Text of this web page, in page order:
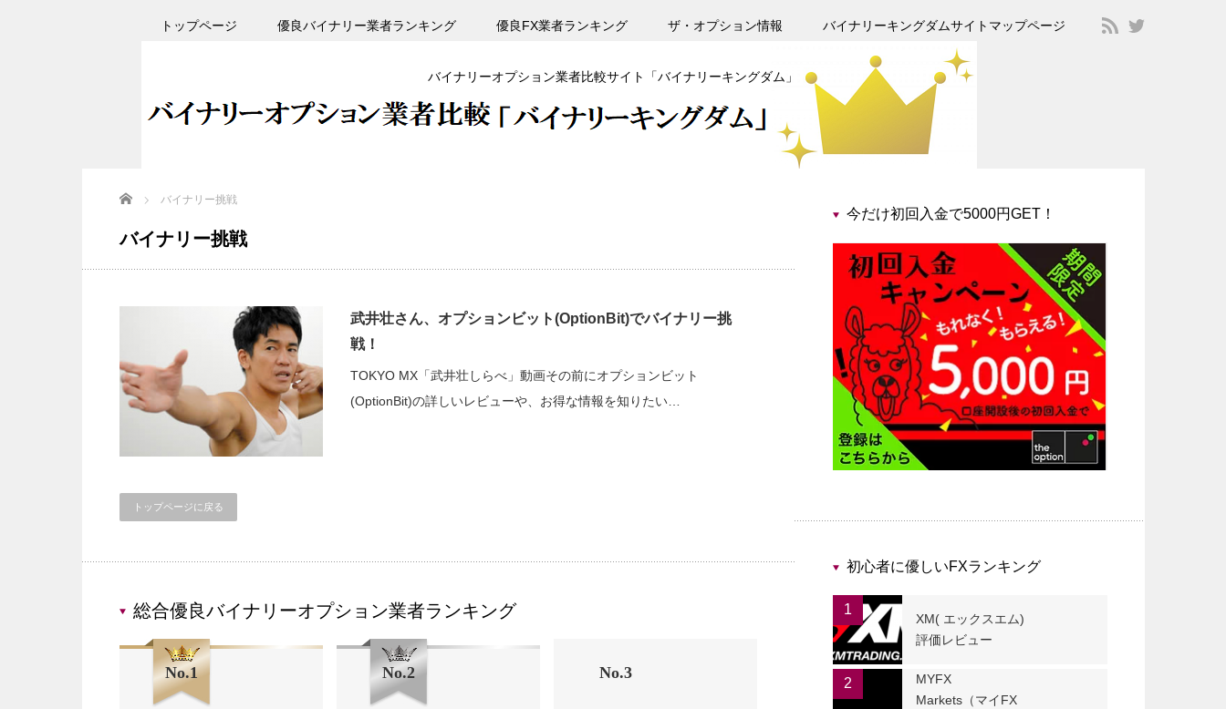
トップページ 優良バイナリー業者ランキング 優良FX業者ランキング ザ・オプション情報 バイナリーキングダムサイトマップページ
バイナリーオプション業者比較サイト「バイナリーキングダム」
Home バイナリー挑戦
バイナリー挑戦
武井壮さん、オプションビット(OptionBit)でバイナリー挑
戦！
TOKYO MX「武井壮しらべ」動画その前にオプションビット
(OptionBit)の詳しいレビューや、お得な情報を知りたい…
トップページに戻る
総合優良バイナリーオプション業者ランキング
No.1 No.2 No.3
今だけ初回入金で5000円GET！
初心者に優しいFXランキング
1
XM( エックスエム)
評価レビュー
2
MYFX
Markets（マイFX